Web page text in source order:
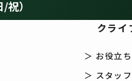
）
クライ
＞ お役立
＞ スタッ